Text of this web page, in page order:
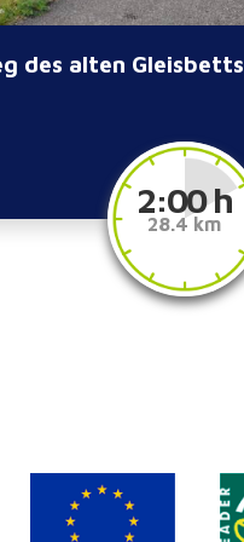
des alten Gleisbetts
2:00 h
28.4 km